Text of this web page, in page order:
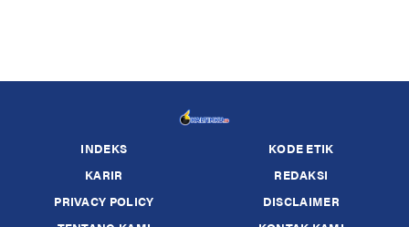
INDEKS
KODE ETIK
KARIR
REDAKSI
PRIVACY POLICY
DISCLAIMER